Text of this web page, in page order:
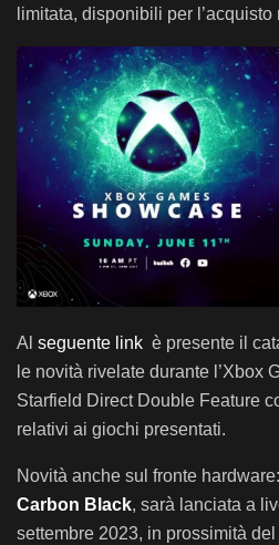
limitata, disponibili per
Al seguente link è presente il
le novità rivelate durante l’Xbox
Starfield Direct Double Feature
relativi ai giochi presentati.
Novità anche sul fronte hardware:
Carbon Black, sarà lanciata a
settembre 2023, in prossimità del